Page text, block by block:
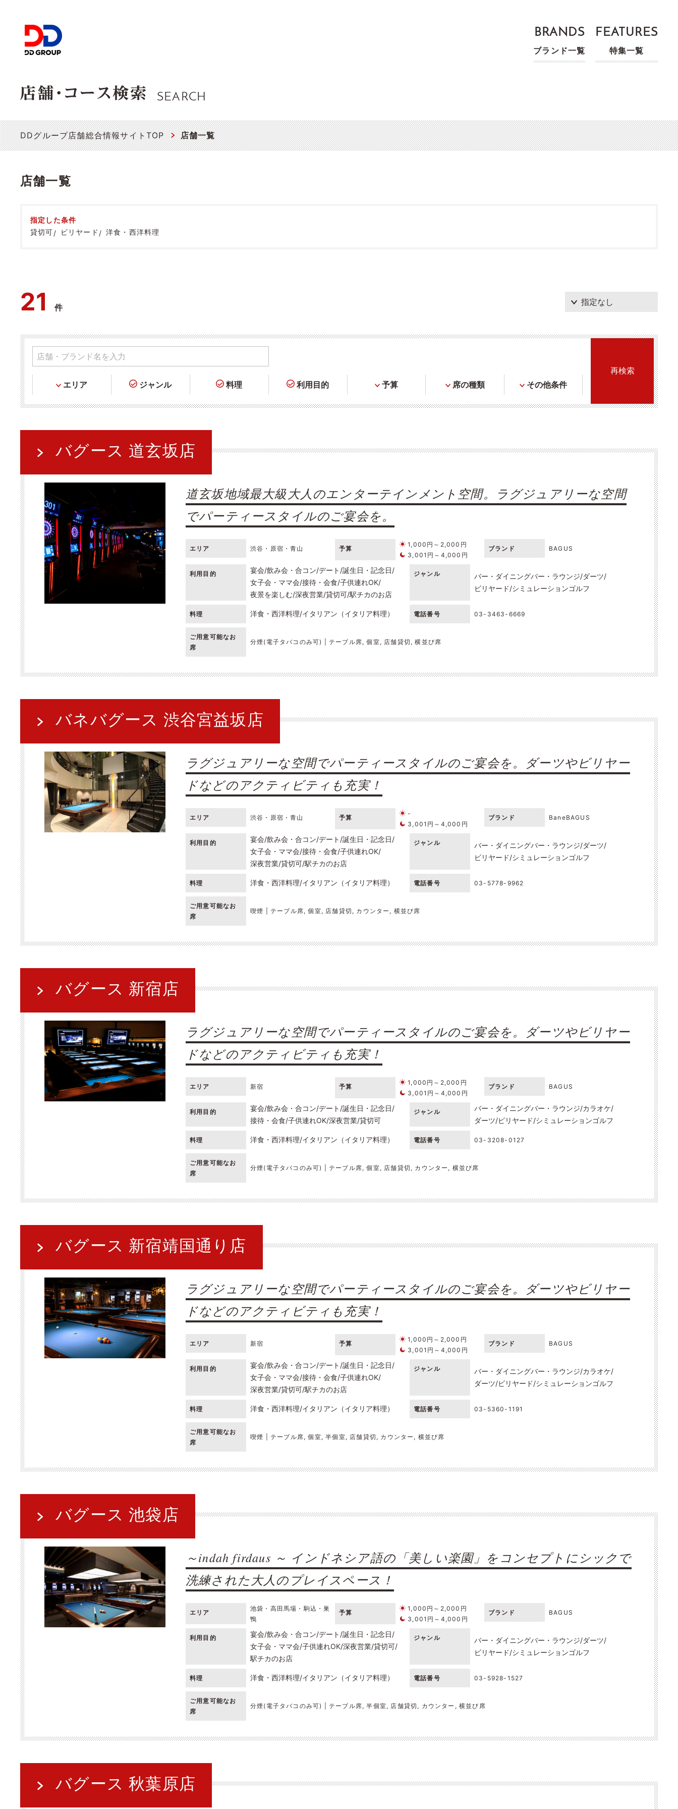
BRANDS
ブランド一覧
FEATURES
特集一覧
SEARCH
DDグループ店舗総合情報サイトTOP 店舗一覧
店舗一覧
指定した条件
貸切可
ビリヤード 洋食・西洋料理
21 件
エリア ジャンル 料理 利用目的 予算 席の種類 その他条件
バグース 道玄坂店
道玄坂地域最大級大人のエンターテインメント空間。ラグジュアリーな空間
でパーティースタイルのご宴会を。
エリア 渋谷・原宿・青山 予算
1,000円～2,000円
3,001円～4,000円
ブランド BAGUS
利用目的 宴会 飲み会・合コン デート 誕生日・記念日
女子会・ママ会 接待・会食 子供連れOK
夜景を楽しむ 深夜営業 貸切可 駅チカのお店
ジャンル バー・ダイニングバー・ラウンジ ダーツ
ビリヤード シミュレーションゴルフ
料理 洋食・西洋料理 イタリアン（イタリア料理） 電話番号 03-3463-6669
ご用意可能なお
席
分煙(電子タバコのみ可) | テーブル席, 個室, 店舗貸切, 横並び席
バネバグース 渋谷宮益坂店
ラグジュアリーな空間でパーティースタイルのご宴会を。ダーツやビリヤー
ドなどのアクティビティも充実！
エリア 渋谷・原宿・青山 予算
-
3,001円～4,000円
ブランド BaneBAGUS
利用目的 宴会 飲み会・合コン デート 誕生日・記念日
女子会・ママ会 接待・会食 子供連れOK
深夜営業 貸切可 駅チカのお店
ジャンル バー・ダイニングバー・ラウンジ ダーツ
ビリヤード シミュレーションゴルフ
料理 洋食・西洋料理 イタリアン（イタリア料理） 電話番号 03-5778-9962
ご用意可能なお
席
喫煙 | テーブル席, 個室, 店舗貸切, カウンター, 横並び席
バグース 新宿店
ラグジュアリーな空間でパーティースタイルのご宴会を。ダーツやビリヤー
ドなどのアクティビティも充実！
エリア 新宿 予算
1,000円～2,000円
3,001円～4,000円
ブランド BAGUS
利用目的 宴会 飲み会・合コン デート 誕生日・記念日
接待・会食 子供連れOK 深夜営業 貸切可
ジャンル バー・ダイニングバー・ラウンジ カラオケ
ダーツ ビリヤード シミュレーションゴルフ
料理 洋食・西洋料理 イタリアン（イタリア料理） 電話番号 03-3208-0127
ご用意可能なお
席
分煙(電子タバコのみ可) | テーブル席, 個室, 店舗貸切, カウンター, 横並び席
バグース 新宿靖国通り店
ラグジュアリーな空間でパーティースタイルのご宴会を。ダーツやビリヤー
ドなどのアクティビティも充実！
エリア 新宿 予算
1,000円～2,000円
3,001円～4,000円
ブランド BAGUS
利用目的 宴会 飲み会・合コン デート 誕生日・記念日
女子会・ママ会 接待・会食 子供連れOK
深夜営業 貸切可 駅チカのお店
ジャンル バー・ダイニングバー・ラウンジ カラオケ
ダーツ ビリヤード シミュレーションゴルフ
料理 洋食・西洋料理 イタリアン（イタリア料理） 電話番号 03-5360-1191
ご用意可能なお
席
喫煙 | テーブル席, 個室, 半個室, 店舗貸切, カウンター, 横並び席
バグース 池袋店
～indah firdaus ～ インドネシア語の「美しい楽園」をコンセプトにシックで
洗練された大人のプレイスペース！
エリア
池袋・高田馬場・駒込・巣
鴨
予算
1,000円～2,000円
3,001円～4,000円
ブランド BAGUS
利用目的 宴会 飲み会・合コン デート 誕生日・記念日
女子会・ママ会 子供連れOK 深夜営業 貸切可
駅チカのお店
ジャンル バー・ダイニングバー・ラウンジ ダーツ
ビリヤード シミュレーションゴルフ
料理 洋食・西洋料理 イタリアン（イタリア料理） 電話番号 03-5928-1527
ご用意可能なお
席
分煙(電子タバコのみ可) | テーブル席, 半個室, 店舗貸切, カウンター, 横並び席
バグース 秋葉原店